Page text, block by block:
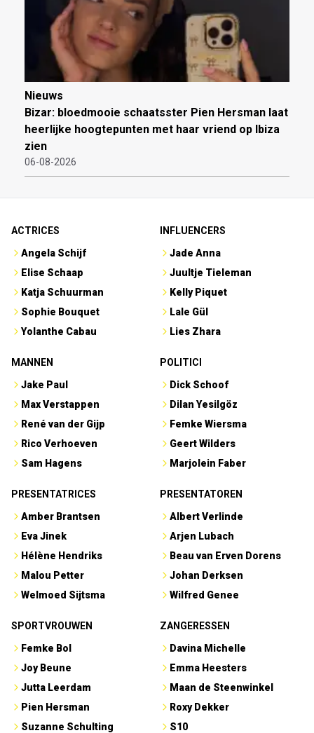
Nieuws
Bizar: bloedmooie schaatsster Pien Hersman laat
heerlijke hoogtepunten met haar vriend op Ibiza
zien
06-08-2026
ACTRICES
Angela Schijf
Elise Schaap
Katja Schuurman
Sophie Bouquet
Yolanthe Cabau
INFLUENCERS
Jade Anna
Juultje Tieleman
Kelly Piquet
Lale Gül
Lies Zhara
MANNEN
Jake Paul
Max Verstappen
René van der Gijp
Rico Verhoeven
Sam Hagens
POLITICI
Dick Schoof
Dilan Yesilgöz
Femke Wiersma
Geert Wilders
Marjolein Faber
PRESENTATRICES
Amber Brantsen
Eva Jinek
Hélène Hendriks
Malou Petter
Welmoed Sijtsma
PRESENTATOREN
Albert Verlinde
Arjen Lubach
Beau van Erven Dorens
Johan Derksen
Wilfred Genee
SPORTVROUWEN
Femke Bol
Joy Beune
Jutta Leerdam
Pien Hersman
Suzanne Schulting
ZANGERESSEN
Davina Michelle
Emma Heesters
Maan de Steenwinkel
Roxy Dekker
S10